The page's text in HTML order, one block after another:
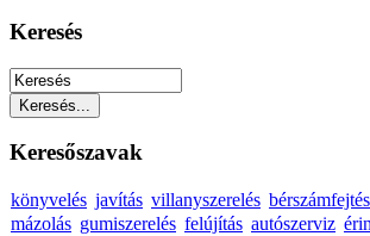
Keresés
Keresőszavak
könyvelés javítás villanyszerelés bérszámfejtés
mázolás gumiszerelés felújítás autószerviz